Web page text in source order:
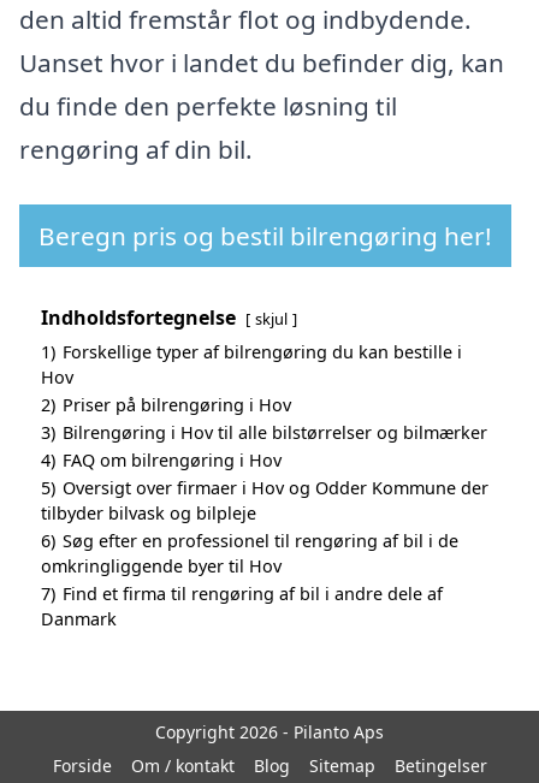
den altid fremstår flot og indbydende.
Uanset hvor i landet du befinder dig, kan
du finde den perfekte løsning til
rengøring af din bil.
Beregn pris og bestil bilrengøring her!
Indholdsfortegnelse skjul
1) Forskellige typer af bilrengøring du kan bestille i
Hov
2) Priser på bilrengøring i Hov
3) Bilrengøring i Hov til alle bilstørrelser og bilmærker
4) FAQ om bilrengøring i Hov
5) Oversigt over firmaer i Hov og Odder Kommune der
tilbyder bilvask og bilpleje
6) Søg efter en professionel til rengøring af bil i de
omkringliggende byer til Hov
7) Find et firma til rengøring af bil i andre dele af
Danmark
Copyright 2026 - Pilanto Aps
Forside
Om / kontakt Blog Sitemap Betingelser